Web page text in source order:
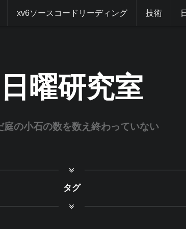
xv6ソースコードリーディング 技術
日曜研究室
庭の小石の数を数え終わっていない
タグ